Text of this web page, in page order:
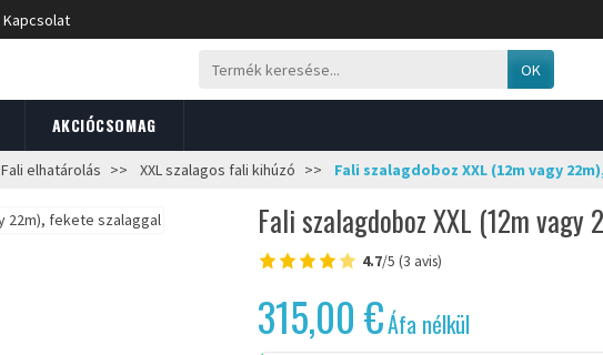
Kapcsolat
OK
AKCIÓCSOMAG
Fali elhatárolás XXL szalagos fali kihúzó Fali szalagdoboz XXL (12m vagy
Fali szalagdoboz XXL (12m
4.7/5 (3 avis)
315,00 €Áfa nélkül